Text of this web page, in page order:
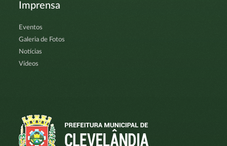
Imprensa
Eventos
Galeria de Fotos
Notícias
Vídeos